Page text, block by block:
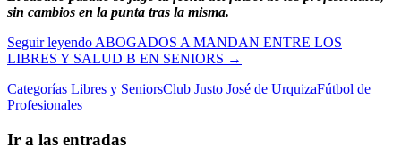
sin cambios en la punta tras la misma.
Seguir leyendo ABOGADOS A MANDAN ENTRE LOS
LIBRES Y SALUD B EN SENIORS →
Categorías Libres y SeniorsClub Justo José de UrquizaFútbol de
Profesionales
Ir a las entradas